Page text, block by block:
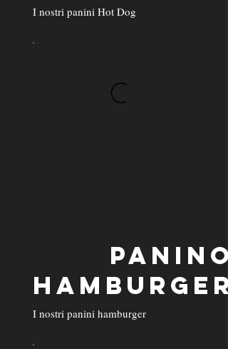
I nostri panini Hot Dog
PANINO
HAMBURGER
I nostri panini hamburger